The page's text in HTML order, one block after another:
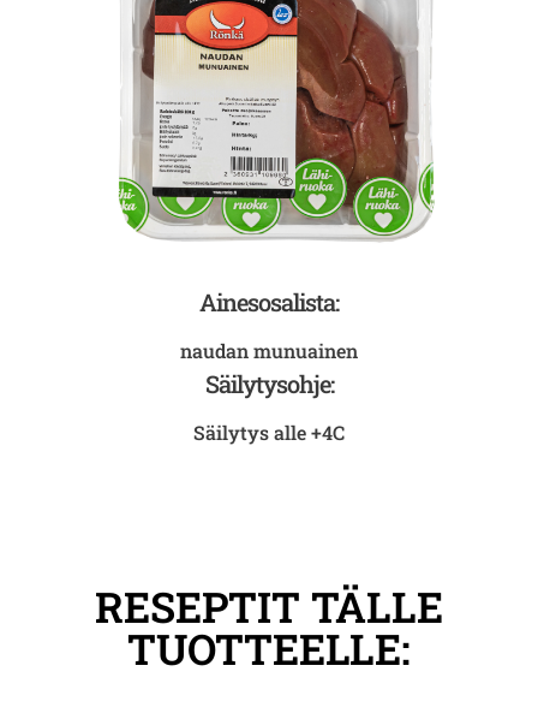
Ainesosalista:
naudan munuainen
Säilytysohje:
Säilytys alle +4C
RESEPTIT TÄLLE
TUOTTEELLE: